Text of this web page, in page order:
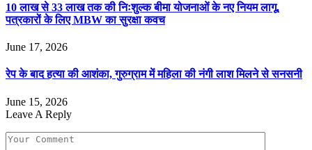
10 लाख से 33 लाख तक की निःशुल्क बीमा योजनाओं के नए नियम लागू,
पत्रकारों के लिए MBW का सुरक्षा कवच
June 17, 2026
रेप के बाद हत्या की आशंका, गुरुग्राम में महिला की नंगी लाश मिलने से सनसनी
June 15, 2026
Leave A Reply